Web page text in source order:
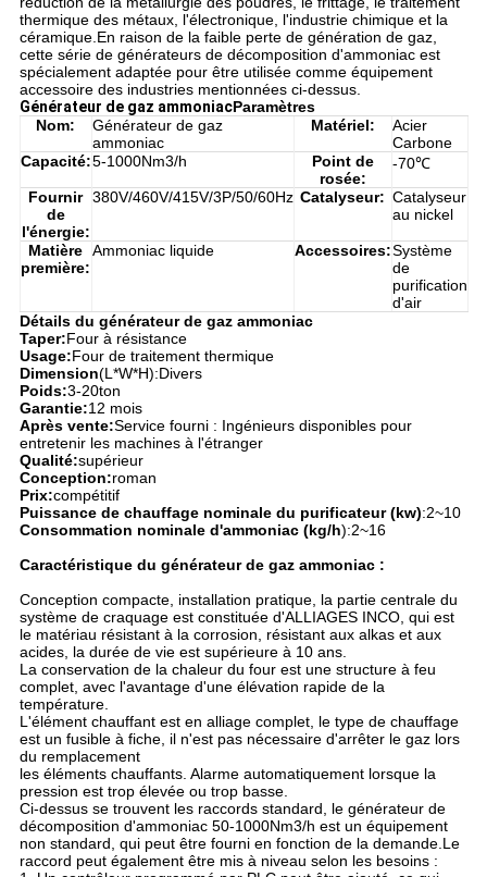
thermique des métaux, l'électronique, l'industrie chimique et la
céramique.En raison de la faible perte de génération de gaz,
cette série de générateurs de décomposition d'ammoniac est
spécialement adaptée pour être utilisée comme équipement
accessoire des industries mentionnées ci-dessus.
Générateur de gaz ammoniacParamètres
Nom:
Générateur de gaz
ammoniac
Matériel:
Acier
Carbone
Capacité:5-1000Nm3/h
Point de
rosée:
-70℃
Fournir
de
l'énergie:
380V/460V/415V/3P/50/60Hz Catalyseur: Catalyseur
au nickel
Matière
première:
Ammoniac liquide Accessoires:Système
de
purification
d'air
Détails du générateur de gaz ammoniac
Taper:Four à résistance
Usage:Four de traitement thermique
Dimension(L*W*H):Divers
Poids:3-20ton
Garantie:12 mois
Après vente:Service fourni : Ingénieurs disponibles pour
entretenir les machines à l'étranger
Qualité:supérieur
Conception:roman
Prix:compétitif
Puissance de chauffage nominale du purificateur (kw):2~10
Consommation nominale d'ammoniac (kg/h):2~16
Caractéristique du générateur de gaz ammoniac :
Conception compacte, installation pratique, la partie centrale du
système de craquage est constituée d'ALLIAGES INCO, qui est
le matériau résistant à la corrosion, résistant aux alkas et aux
acides, la durée de vie est supérieure à 10 ans.
La conservation de la chaleur du four est une structure à feu
complet, avec l'avantage d'une élévation rapide de la
température.
L'élément chauffant est en alliage complet, le type de chauffage
est un fusible à fiche, il n'est pas nécessaire d'arrêter le gaz lors
du remplacement
les éléments chauffants. Alarme automatiquement lorsque la
pression est trop élevée ou trop basse.
Ci-dessus se trouvent les raccords standard, le générateur de
décomposition d'ammoniac 50-1000Nm3/h est un équipement
non standard, qui peut être fourni en fonction de la demande.Le
raccord peut également être mis à niveau selon les besoins :